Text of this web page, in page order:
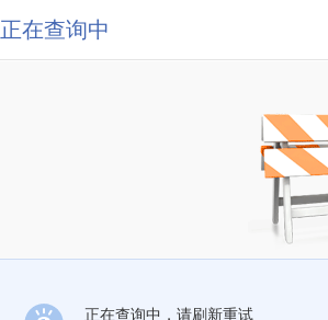
正在查询中
正在查询中，请刷新重试